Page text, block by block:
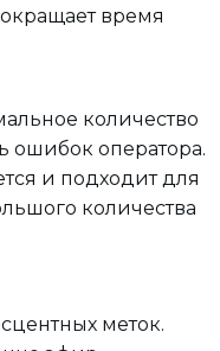
время
количество
ошибок оператора.
и подходит для
количества
меток.